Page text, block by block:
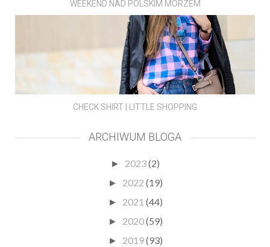
WEEKEND NAD POLSKIM MORZEM
CHECK SHIRT | LITTLE SHOPPING
ARCHIWUM BLOGA
► 2023(2)
► 2022 (19)
► 2021 (44)
► 2020(59)
► 2019(93)